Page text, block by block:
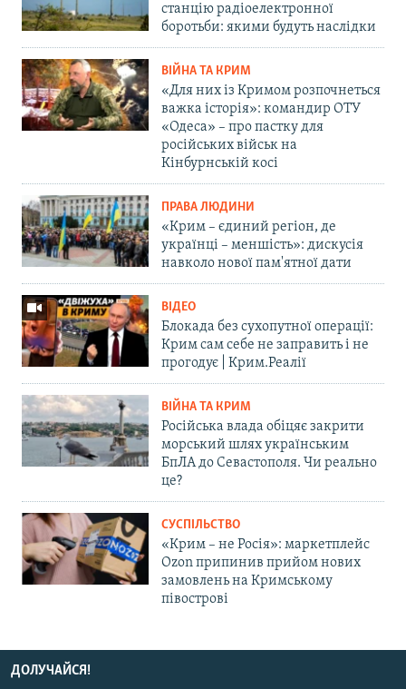
станцію радіоелектронної
боротьби: якими будуть наслідки
ВІЙНА ТА КРИМ
«Для них із Кримом розпочнеться
важка історія»: командир ОТУ
«Одеса» – про пастку для
російських військ на
Кінбурнській косі
ПРАВА ЛЮДИНИ
«Крим – єдиний регіон, де
українці – меншість»: дискусія
навколо нової пам'ятної дати
ВІДЕО
Блокада без сухопутної операції:
Крим сам себе не заправить і не
прогодує | Крим.Реалії
ВІЙНА ТА КРИМ
Російська влада обіцяє закрити
морський шлях українським
БпЛА до Севастополя. Чи реально
це?
СУСПІЛЬСТВО
«Крим – не Росія»: маркетплейс
Ozon припинив прийом нових
замовлень на Кримському
півострові
ДОЛУЧАЙСЯ!